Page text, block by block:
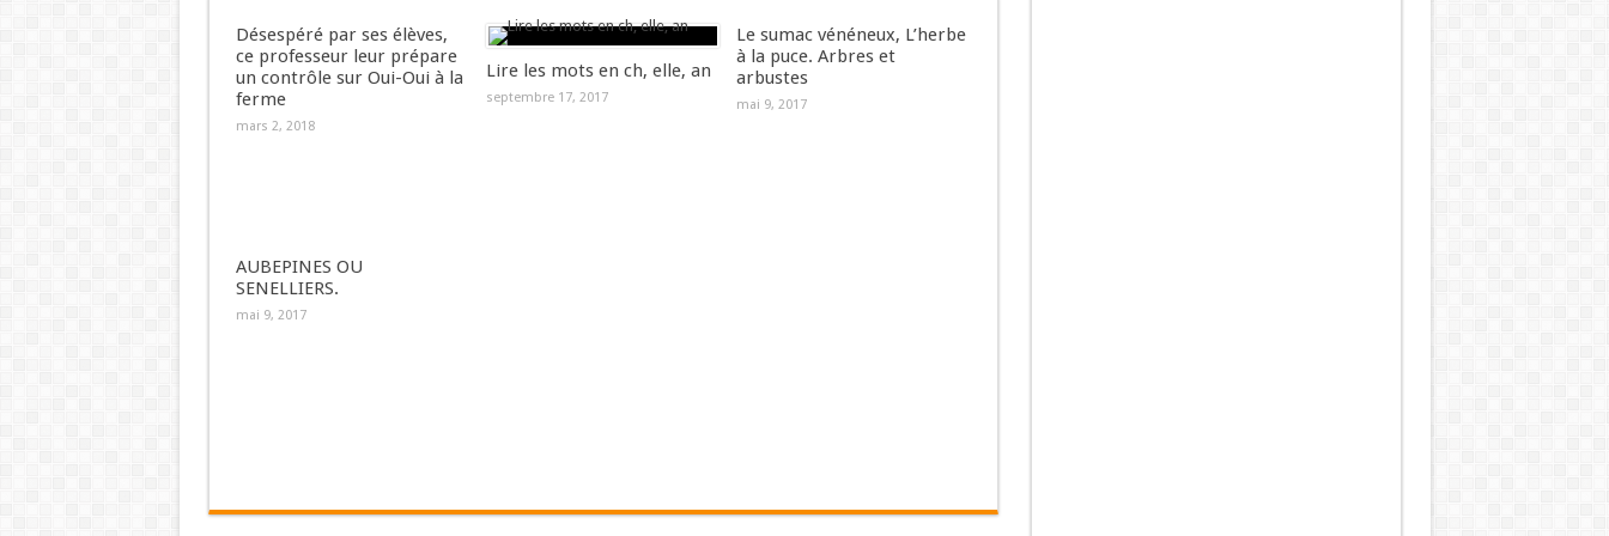
Désespéré par ses élèves,
ce professeur leur prépare
un contrôle sur Oui-Oui à la
ferme
mars 2, 2018
Lire les mots en ch, elle, an
septembre 17, 2017
Le sumac vénéneux, L’herbe
à la puce. Arbres et
arbustes
mai 9, 2017
AUBEPINES OU
SENELLIERS.
mai 9, 2017